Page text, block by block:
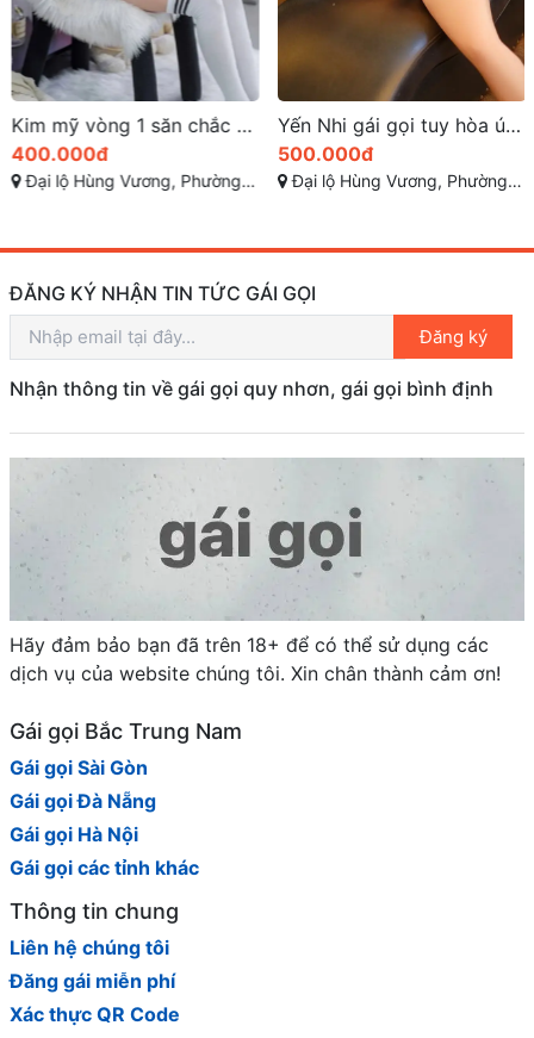
Kim mỹ vòng 1 săn chắc mông căn đẹp làm tình các kiểu
400.000đ
Đại lộ Hùng Vương, Phường 9 - TP Tuy Hòa - Phú Yên
Yến Nhi gái gọi tuy hòa úp thìa 69 ngọt nước
500.000đ
Đại lộ Hùng Vương, Phường 9 - TP Tuy Hòa - Phú Yên
ĐĂNG KÝ NHẬN TIN TỨC GÁI GỌI
Đăng ký
Nhận thông tin về gái gọi quy nhơn, gái gọi bình định
Hãy đảm bảo bạn đã trên 18+ để có thể sử dụng các
dịch vụ của website chúng tôi. Xin chân thành cảm ơn!
Gái gọi Bắc Trung Nam
Gái gọi Sài Gòn
Gái gọi Đà Nẵng
Gái gọi Hà Nội
Gái gọi các tỉnh khác
Thông tin chung
Liên hệ chúng tôi
Đăng gái miễn phí
Xác thực QR Code